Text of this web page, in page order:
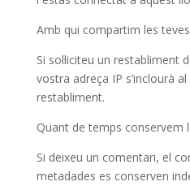
Amb qui compartim les
Si sol·liciteu un restabliment
vostra adreça IP s’inclourà
restabliment.
Quant de temps conservem
Si deixeu un comentari, el
metadades es conserven